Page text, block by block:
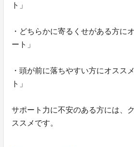
ト」
・どちらかに寄るくせがある方に
ート」
・頭が前に落ちやすい方にオスス
ト」
サポート力に不安のある方には、
ススメです。